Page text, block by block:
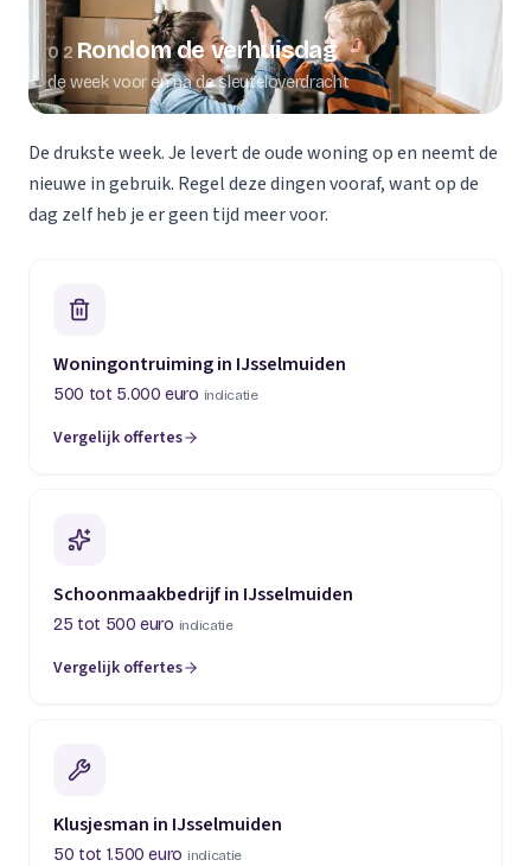
02 Rondom de verhuisdag
de week voor en na de sleuteloverdracht
De drukste week. Je levert de oude woning op en neemt de
nieuwe in gebruik. Regel deze dingen vooraf, want op de
dag zelf heb je er geen tijd meer voor.
Woningontruiming in IJsselmuiden
500 tot 5.000 euro indicatie
Vergelijk offertes
Schoonmaakbedrijf in IJsselmuiden
25 tot 500 euro indicatie
Vergelijk offertes
Klusjesman in IJsselmuiden
50 tot 1.500 euro indicatie